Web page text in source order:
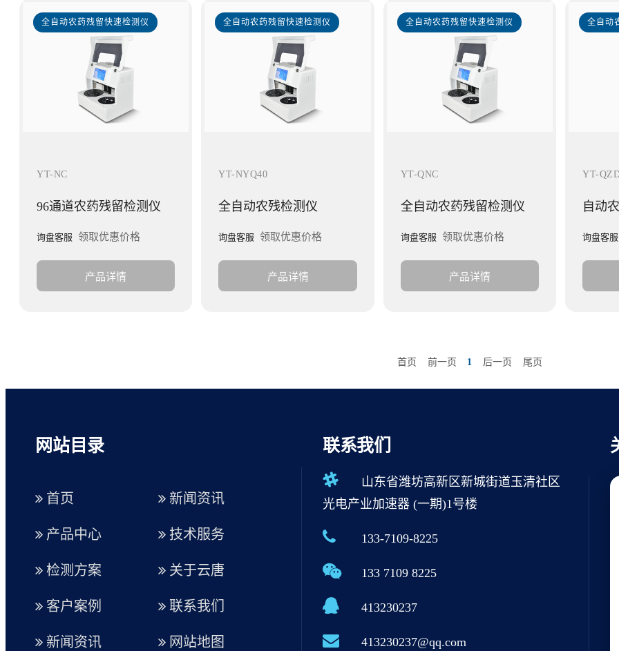
全自动农药残留快速检测仪
YT-NC
96通道农药残留检测仪
询盘客服 领取优惠价格
产品详情
全自动农药残留快速检测仪
YT-NYQ40
全自动农残检测仪
询盘客服 领取优惠价格
产品详情
全自动农药残留快速检测仪
YT-QNC
全自动农药残留检测仪
询盘客服 领取优惠价格
产品详情
全自动
YT-
自动
询盘客服
首页 前一页 1 后一页 尾页
网站目录
首页
产品中心
检测方案
客户案例
新闻资讯
新闻资讯
技术服务
关于云唐
联系我们
网站地图
联系我们
山东省潍坊高新区新城街道玉清社区
光电产业加速器 (一期)1号楼
133-7109-8225
133 7109 8225
413230237
413230237@qq.com